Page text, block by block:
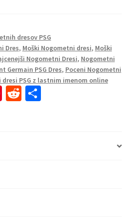
dresov PSG
Dres, Moški Nogometni dresi, Moški
Nogometni Dresi, Nogometni
Germain PSG Dres, Poceni Nogometni
PSG z lastnim imenom online
Pi R S